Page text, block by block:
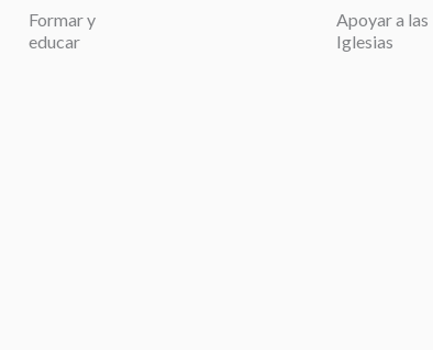
Formar y
educar
Apoyar a las
Iglesias